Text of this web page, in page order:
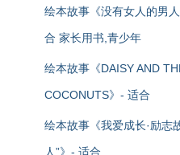
绘本故事《没有女人的男
合 家长用书,青少年
绘本故事《DAISY AND
COCONUTS》- 适合
绘本故事《我爱成长·励志
人”》- 适合